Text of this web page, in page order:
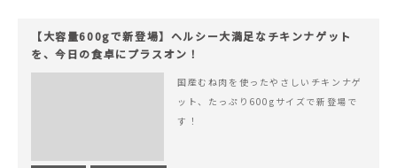
【大容量600gで新登場】ヘルシー大満足なチキンナゲット
を、今日の食卓にプラスオン！
国産むね肉を使ったやさしいチキンナゲ
ット、たっぷり600gサイズで新登場で
す！